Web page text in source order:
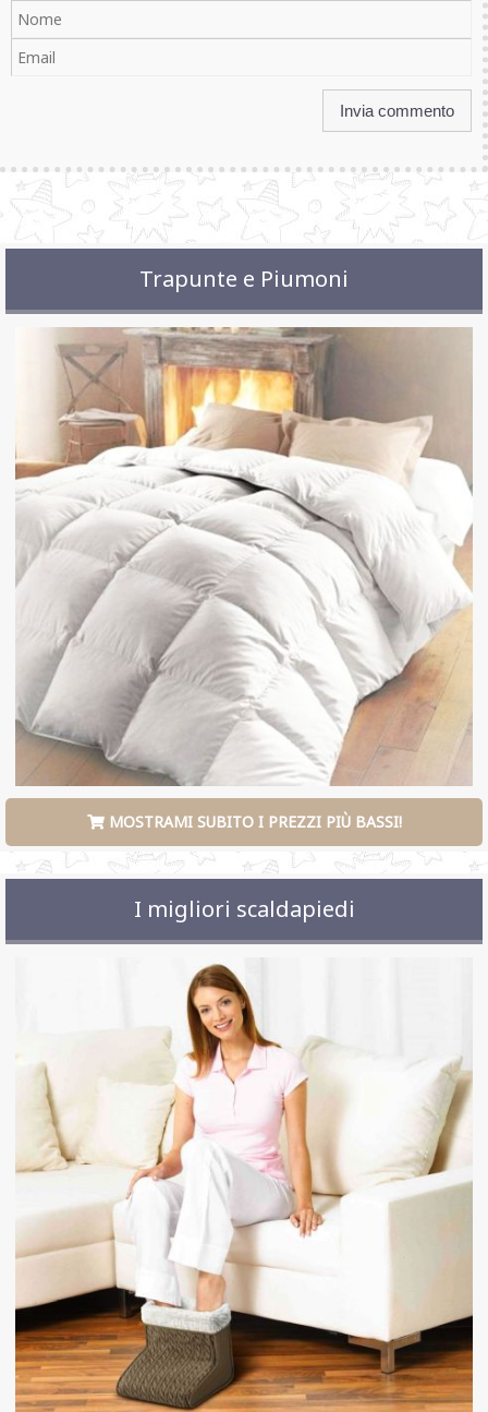
Trapunte e Piumoni
MOSTRAMI SUBITO I PREZZI PIÙ BASSI!
I migliori scaldapiedi